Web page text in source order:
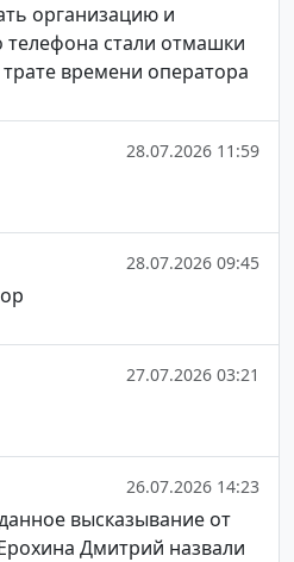
организацию и
телефона стали отмашки
времени оператора
28.07.2026 11:59
28.07.2026 09:45
27.07.2026 03:21
26.07.2026 14:23
высказывание от
Дмитрий назвали